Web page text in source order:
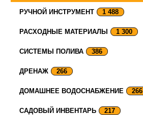
РУЧНОЙ ИНСТРУМЕНТ 1 488
РАСХОДНЫЕ МАТЕРИАЛЫ 1 300
СИСТЕМЫ ПОЛИВА 386
ДРЕНАЖ 266
ДОМАШНЕЕ ВОДОСНАБЖЕНИЕ 266
САДОВЫЙ ИНВЕНТАРЬ 217